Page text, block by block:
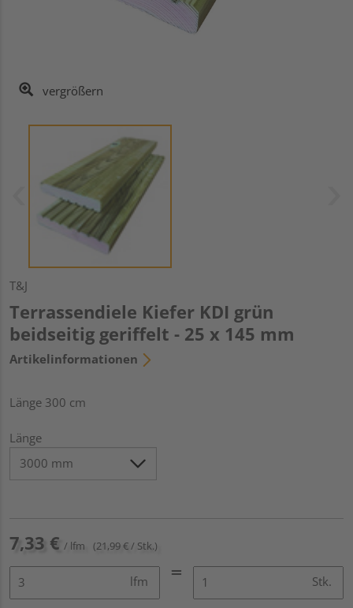
vergrößern
T&J
Terrassendiele Kiefer KDI grün
beidseitig geriffelt - 25 x 145 mm
Artikelinformationen
Länge 300 cm
Länge
7,33 € / lfm (21,99 € / Stk.)
lfm Stk.